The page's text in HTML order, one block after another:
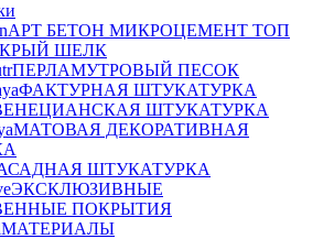
АРТ БЕТОН МИКРОЦЕМЕНТ ТОП
ШЕЛК
ПЕРЛАМУТРОВЫЙ ПЕСОК
ФАКТУРНАЯ ШТУКАТУРКА
ШТУКАТУРКА
МАТОВАЯ ДЕКОРАТИВНАЯ
ШТУКАТУРКА
ЭКСКЛЮЗИВНЫЕ
ПОКРЫТИЯ
МАТЕРИАЛЫ